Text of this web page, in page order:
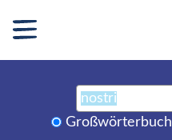
Großwörterbuch